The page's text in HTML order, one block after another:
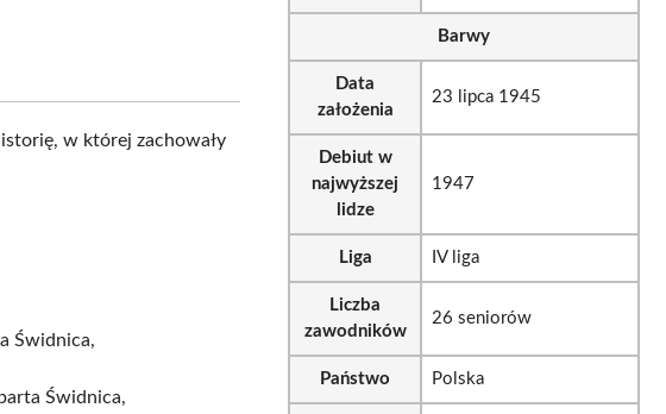
w której zachowały
Świdnica,
Świdnica,
Barwy
Data
założenia
23 lipca 1945
Debiut w
najwyższej
lidze
1947
Liga IV liga
Liczba
zawodników
26 seniorów
Państwo Polska